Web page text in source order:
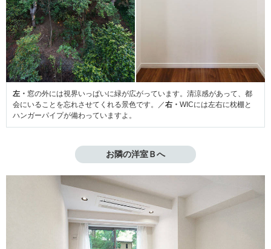
左・ 窓の外には視界いっぱいに緑が広がっています。清涼感があって、都
会にいることを忘れさせてくれる景色です。／右・ WICには左右に枕棚と
ハンガーパイプが備わっていますよ。
お隣の洋室Ｂへ